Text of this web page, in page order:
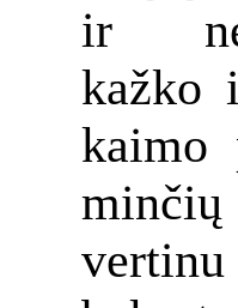
ir
kažko
kaimo